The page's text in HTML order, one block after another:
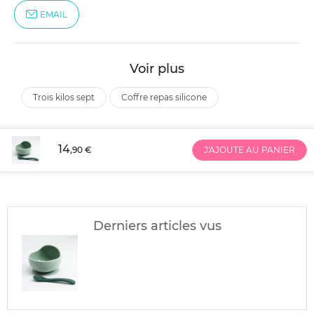
EMAIL
Voir plus
trois kilos sept coffre repas silicone
14,90 € J'AJOUTE AU PANIER
Derniers articles vus